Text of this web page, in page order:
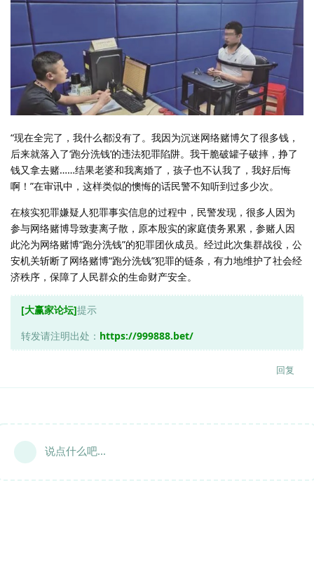
“现在全完了，我什么都没有了。我因为沉迷网络赌博欠了很多钱，
后来就落入了‘跑分洗钱’的违法犯罪陷阱。我干脆破罐子破摔，挣了
钱又拿去赌……结果老婆和我离婚了，孩子也不认我了，我好后悔
啊！”在审讯中，这样类似的懊悔的话民警不知听到过多少次。
在核实犯罪嫌疑人犯罪事实信息的过程中，民警发现，很多人因为
参与网络赌博导致妻离子散，原本殷实的家庭债务累累，参赌人因
此沦为网络赌博“跑分洗钱”的犯罪团伙成员。经过此次集群战役，公
安机关斩断了网络赌博“跑分洗钱”犯罪的链条，有力地维护了社会经
济秩序，保障了人民群众的生命财产安全。
[大赢家论坛]提示
转发请注明出处： https://999888.bet/
回复
说点什么吧...